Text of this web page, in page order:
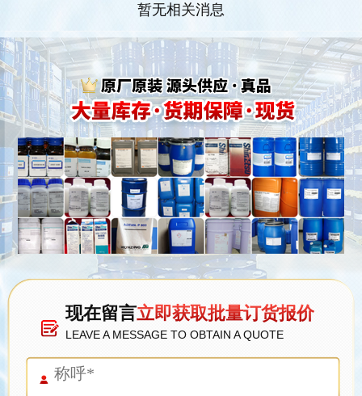
暂无相关消息
现在留言立即获取批量订货报价
LEAVE A MESSAGE TO OBTAIN A QUOTE